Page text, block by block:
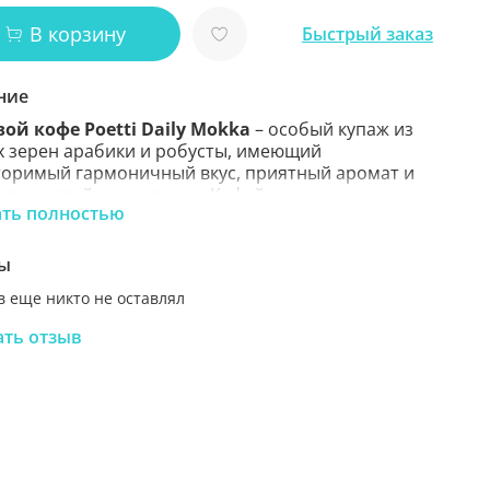
В корзину Быстрый заказ
кофе Poetti Daily Mokka – особый купаж из
зерен арабики и робусты, имеющий
гармоничный вкус, приятный аромат и
устойчивую пенку. Кофейные зерна
в специальный вакуумный пакет для
придется по вкусу многим. Хорошо подойдет
зернового кофе Paulig Mokka.
особенности:
полностью
еще никто не оставлял
отзыв